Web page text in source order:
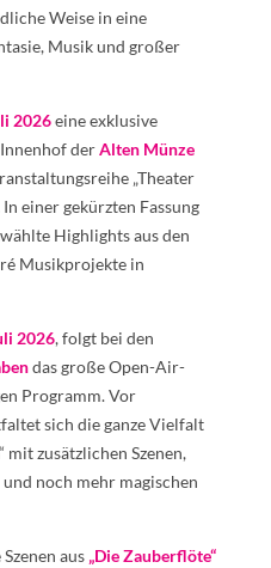
Weise in eine
Musik und großer
2026eine exklusive
derAlten Münze
„Theater
einer gekürzten Fassung
Highlights aus den
Musikprojekte in
2026, folgt bei den
das große Open-Air-
Programm. Vor
sich die ganze Vielfalt
mit zusätzlichen Szenen,
noch mehr magischen
aus „Die Zauberflöte“